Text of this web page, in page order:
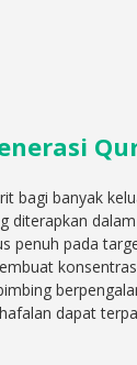
bagi banyak
diterapkan
penuh pada
dapat